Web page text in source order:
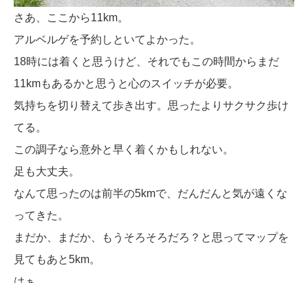
さあ、ここから11km。
アルベルゲを予約しといてよかった。
18時には着くと思うけど、それでもこの時間からまだ
11kmもあるかと思うと心のスイッチが必要。
気持ちを切り替えて歩き出す。思ったよりサクサク歩け
てる。
この調子なら意外と早く着くかもしれない。
足も大丈夫。
なんて思ったのは前半の5kmで、だんだんと気が遠くな
ってきた。
まだか、まだか、もうそろそろだろ？と思ってマップを
見てもあと5km。